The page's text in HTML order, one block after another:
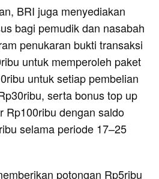
BRI juga menyediakan
bagi pemudik dan nasabah
penukaran bukti transaksi
untuk memperoleh paket
untuk setiap pembelian
serta bonus top up
Rp100ribu dengan saldo
selama periode 17–25
potongan Rp5ribu